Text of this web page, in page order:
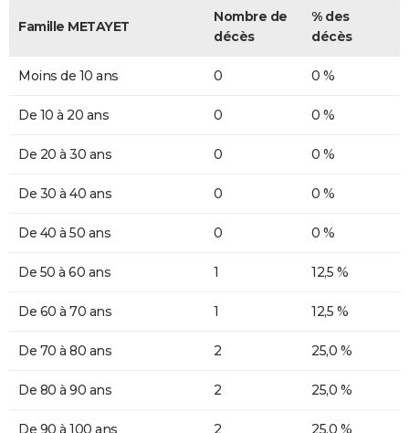
Famille METAYET
Nombre de
décès
% des
décès
Moins de 10 ans 0 0 %
De 10 à 20 ans 0 0 %
De 20 à 30 ans 0 0 %
De 30 à 40 ans 0 0 %
De 40 à 50 ans 0 0 %
De 50 à 60 ans 1 12,5 %
De 60 à 70 ans 1 12,5 %
De 70 à 80 ans 2 25,0 %
De 80 à 90 ans 2 25,0 %
De 90 à 100 ans 2 25,0 %